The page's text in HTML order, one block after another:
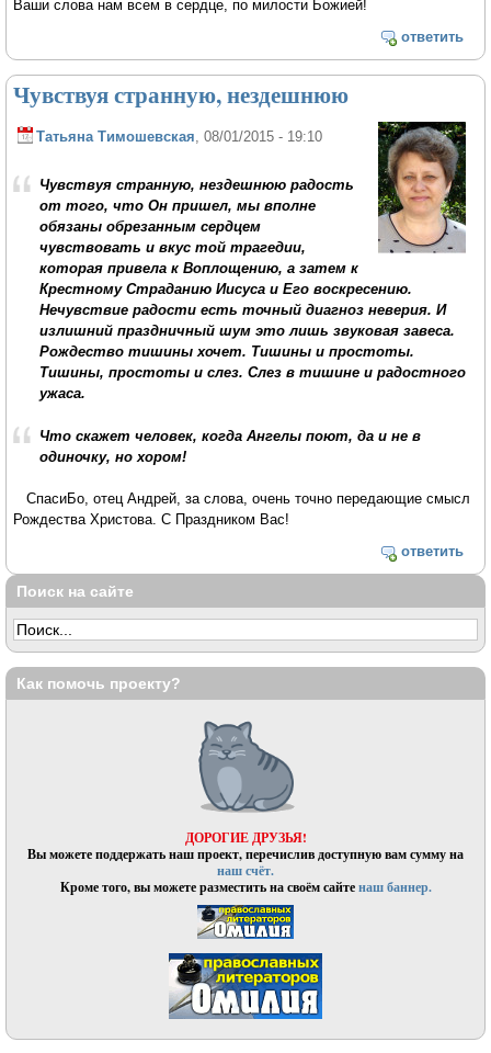
Ваши слова нам всем в сердце, по милости Божией!
ответить
Чувствуя странную, нездешнюю
Татьяна Тимошевская , 08/01/2015 - 19:10
Чувствуя странную, нездешнюю радость
от того, что Он пришел, мы вполне
обязаны обрезанным сердцем
чувствовать и вкус той трагедии,
которая привела к Воплощению, а затем к
Крестному Страданию Иисуса и Его воскресению.
Нечувствие радости есть точный диагноз неверия. И
излишний праздничный шум это лишь звуковая завеса.
Рождество тишины хочет. Тишины и простоты.
Тишины, простоты и слез. Слез в тишине и радостного
ужаса.
Что скажет человек, когда Ангелы поют, да и не в
одиночку, но хором!
СпасиБо, отец Андрей, за слова, очень точно передающие смысл
Рождества Христова. С Праздником Вас!
ответить
Поиск на сайте
Как помочь проекту?
ДОРОГИЕ ДРУЗЬЯ!
Вы можете поддержать наш проект, перечислив доступную вам сумму на
наш счёт.
Кроме того, вы можете разместить на своём сайтенаш баннер.